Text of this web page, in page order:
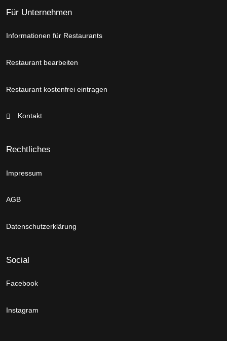
Für Unternehmen
Informationen für Restaurants
Restaurant bearbeiten
Restaurant kostenfrei eintragen
Kontakt
Rechtliches
Impressum
AGB
Datenschutzerklärung
Social
Facebook
Instagram